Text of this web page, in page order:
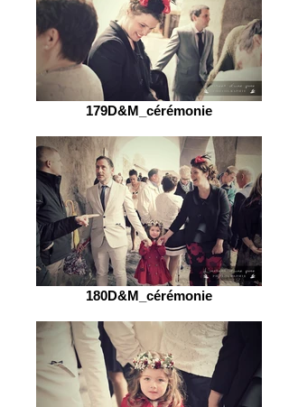
179D&M_cérémonie
180D&M_cérémonie